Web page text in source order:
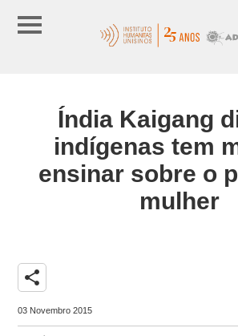
Índia Kaigang
indígenas tem
ensinar sobre o
mulher
share
03 Novembro 2015